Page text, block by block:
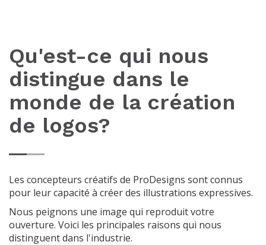
Qu'est-ce qui nous
distingue dans le
monde de la création
de logos?
Les concepteurs créatifs de ProDesigns sont connus
pour leur capacité à créer des illustrations expressives.
Nous peignons une image qui reproduit votre
ouverture. Voici les principales raisons qui nous
distinguent dans l'industrie.